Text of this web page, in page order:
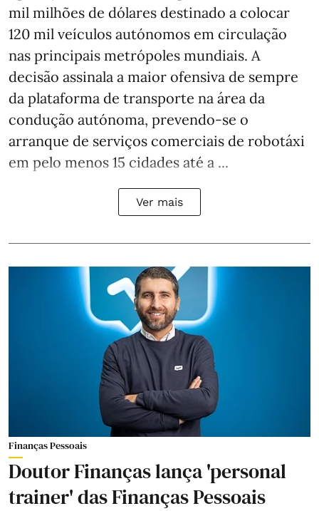
mil milhões de dólares destinado a colocar
120 mil veículos autónomos em circulação
nas principais metrópoles mundiais. A
decisão assinala a maior ofensiva de sempre
da plataforma de transporte na área da
condução autónoma, prevendo-se o
arranque de serviços comerciais de robotáxi
em pelo menos 15 cidades até a ...
Ver mais
Finanças Pessoais
Doutor Finanças lança 'personal
trainer' das Finanças Pessoais